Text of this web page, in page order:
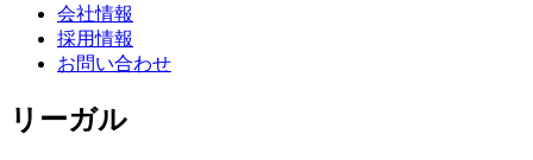
会社情報
採用情報
お問い合わせ
リーガル